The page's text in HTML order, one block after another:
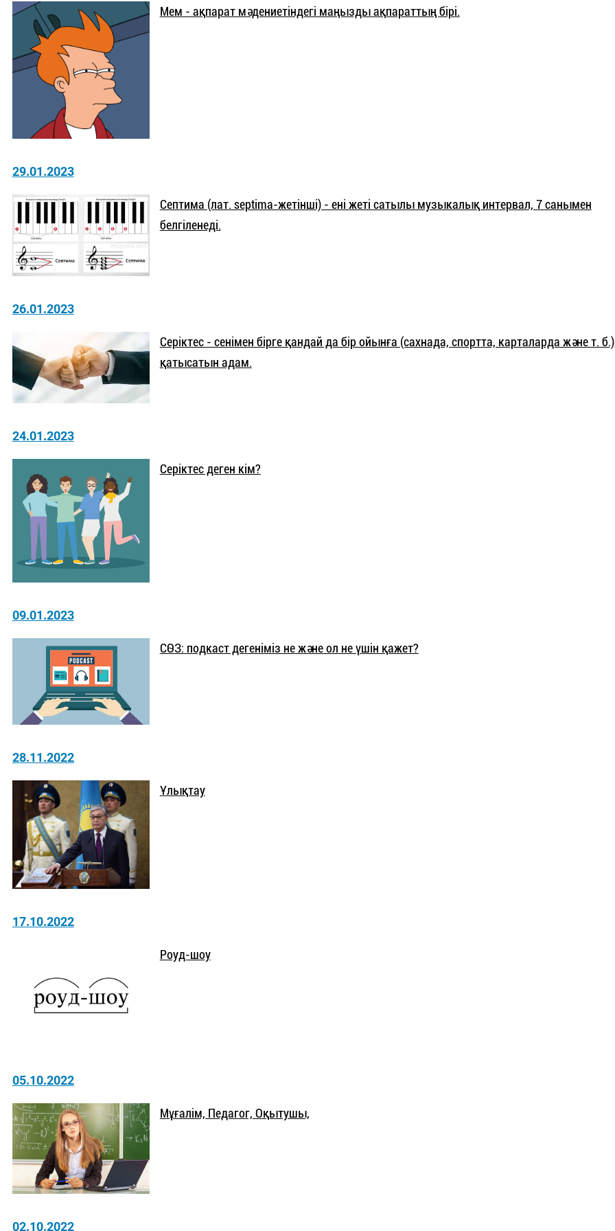
Мем - ақпарат мәдениетіндегі маңызды ақпараттың бірі.
29.01.2023
Септима (лат. septima-жетінші) - ені жеті сатылы музыкалық интервал, 7 санымен
белгіленеді.
26.01.2023
Серіктес - сенімен бірге қандай да бір ойынға (сахнада, спортта, карталарда және т.
қатысатын адам.
24.01.2023
Серіктес деген кім?
09.01.2023
СӨЗ: подкаст дегеніміз не және ол не үшін қажет?
28.11.2022
Ұлықтау
17.10.2022
Роуд-шоу
05.10.2022
Мұғалім, Педагог, Оқытушы,
02.10.2022